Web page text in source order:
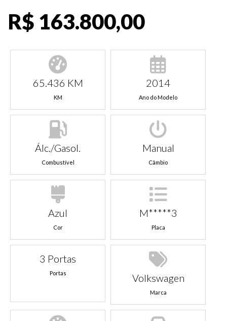
R$ 163.800,00
65.436 KM
KM
2014
Ano do Modelo
Álc./Gasol.
Combustível
Manual
Câmbio
Azul
Cor
M*****3
Placa
3 Portas
Portas Volkswagen
Marca